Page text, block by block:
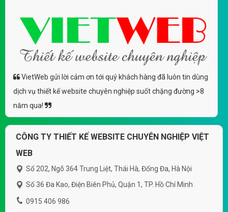
VietWeb gửi lời cảm ơn tới quý khách hàng đã luôn tin dùng
dịch vụ thiết kế website chuyên nghiệp suốt chặng đường >8
năm qua!
CÔNG TY THIẾT KẾ WEBSITE CHUYÊN NGHIỆP VIỆT
WEB
Số 202, Ngõ 364 Trung Liệt, Thái Hà, Đống Đa, Hà Nội
Số 36 Đa Kao, Điện Biên Phủ, Quận 1, TP. Hồ Chí Minh
0915 406 986